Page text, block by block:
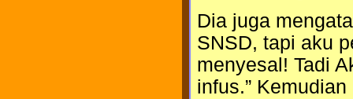
Dia juga
SNSD, tapi aku
menyesal! Tadi
infus.”